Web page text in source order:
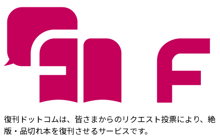
復刊ドットコムは、皆さまからのリクエスト投票により、絶
版・品切れ本を復刊させるサービスです。